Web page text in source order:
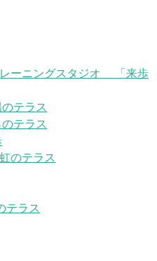
ーニングスタジオ 「来歩
テラス
テラス
のテラス
テラス